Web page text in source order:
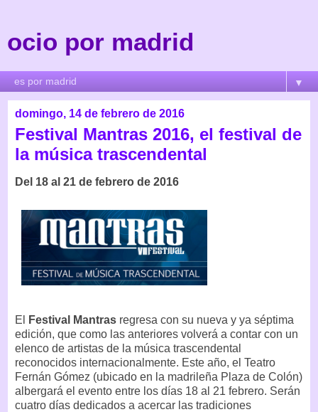
ocio por madrid
▼
domingo, 14 de febrero de 2016
Festival Mantras 2016, el festival de
la música trascendental
Del 18 al 21 de febrero de 2016
El Festival Mantras regresa con su nueva y ya séptima
edición, que como las anteriores volverá a contar con un
elenco de artistas de la música trascendental
reconocidos internacionalmente. Este año, el Teatro
Fernán Gómez (ubicado en la madrileña Plaza de Colón)
albergará el evento entre los días 18 al 21 febrero. Serán
cuatro días dedicados a acercar las tradiciones